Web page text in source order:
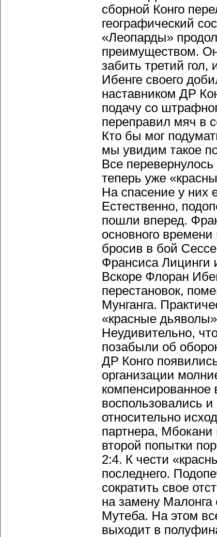
сборной Конго
географический
«Леопарды»
преимуществом.
забить третий
Ибенге своего
наставником ДР
подачу со
переправил мяч в
Кто бы мог
мы увидим такое
Все перевернулось
теперь уже
На спасение у них
Естественно,
пошли вперед.
основного
бросив в бой
Франсиса Лицинги
Вскоре Флоран
перестановок,
Мунганга.
«красные
Неудивительно,
позабыли об
ДР Конго
организации
воспользовались
относительно
партнера,
второй попытки
2:4. К чести
последнего.
сократить свое
на замену Малонга
Мутеба. На этом
выходит в